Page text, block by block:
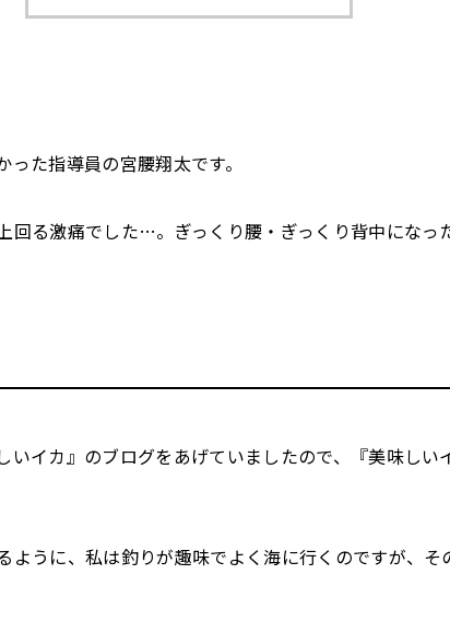
た指導員の宮腰翔太です。
回る激痛でした…。ぎっくり腰・ぎっくり背中になっ
いイカ』のブログをあげていましたので、『美味しい
ように、私は釣りが趣味でよく海に行くのですが、